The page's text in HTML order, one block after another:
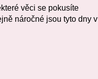
věci se pokusíte
náročné jsou tyto dny v